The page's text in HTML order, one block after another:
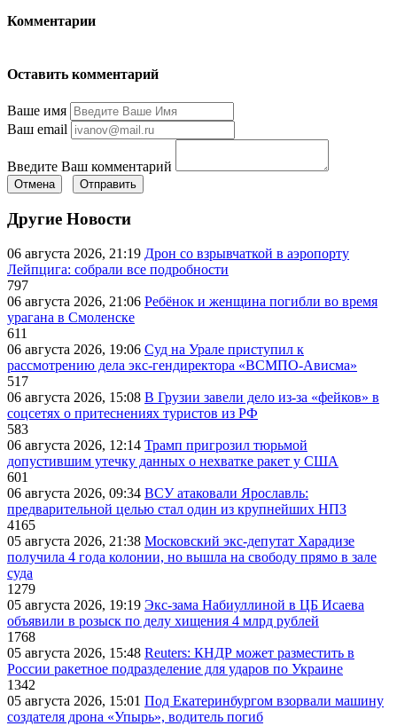
Комментарии
Оставить комментарий
Ваше имя
Ваш email
Введите Ваш комментарий
Отмена Отправить
Другие Новости
06 августа 2026, 21:19 Дрон со взрывчаткой в аэропорту
Лейпцига: собрали все подробности
797
06 августа 2026, 21:06 Ребёнок и женщина погибли во время
урагана в Смоленске
611
06 августа 2026, 19:06 Суд на Урале приступил к
рассмотрению дела экс-гендиректора «ВСМПО-Ависма»
517
06 августа 2026, 15:08 В Грузии завели дело из-за «фейков» в
соцсетях о притеснениях туристов из РФ
583
06 августа 2026, 12:14 Трамп пригрозил тюрьмой
допустившим утечку данных о нехватке ракет у США
601
06 августа 2026, 09:34 ВСУ атаковали Ярославль:
предварительной целью стал один из крупнейших НПЗ
4165
05 августа 2026, 21:38 Московский экс-депутат Харадизе
получила 4 года колонии, но вышла на свободу прямо в зале
суда
1279
05 августа 2026, 19:19 Экс-зама Набиуллиной в ЦБ Исаева
объявили в розыск по делу хищения 4 млрд рублей
1768
05 августа 2026, 15:48 Reuters: КНДР может разместить в
России ракетное подразделение для ударов по Украине
1342
05 августа 2026, 15:01 Под Екатеринбургом взорвали машину
создателя дрона «Упырь», водитель погиб